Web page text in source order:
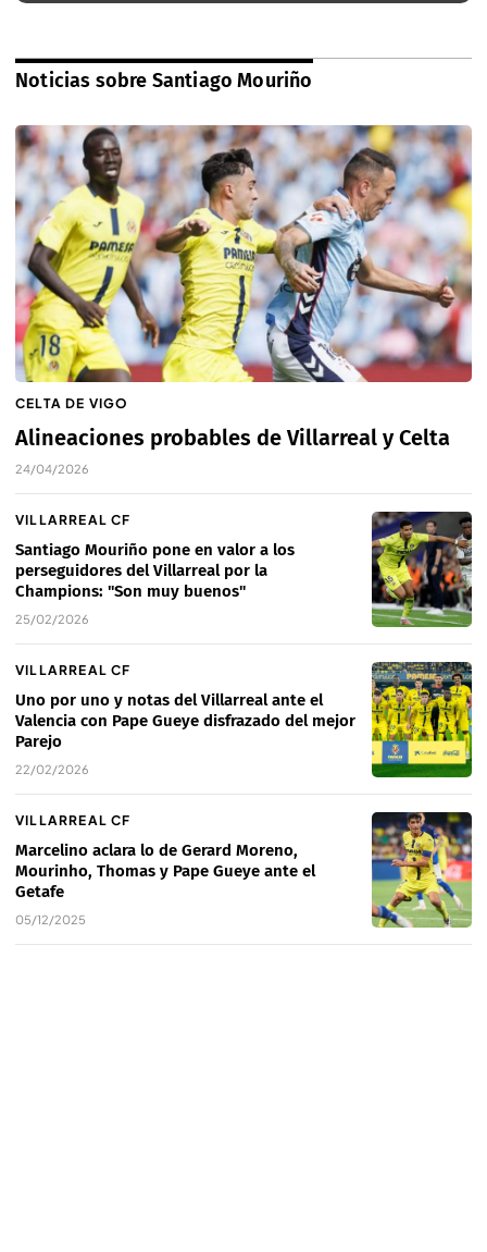
Noticias sobre Santiago Mouriño
CELTA DE VIGO
Alineaciones probables de Villarreal y Celta
24/04/2026
VILLARREAL CF
Santiago Mouriño pone en valor a los
perseguidores del Villarreal por la
Champions: "Son muy buenos"
25/02/2026
VILLARREAL CF
Uno por uno y notas del Villarreal ante el
Valencia con Pape Gueye disfrazado del mejor
Parejo
22/02/2026
VILLARREAL CF
Marcelino aclara lo de Gerard Moreno,
Mourinho, Thomas y Pape Gueye ante el
Getafe
05/12/2025